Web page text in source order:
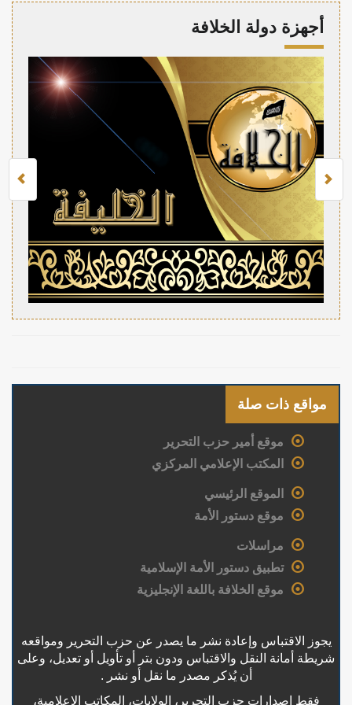
أجهزة دولة الخلافة
مواقع ذات صلة
موقع أمير حزب التحرير
المكتب الإعلامي المركزي
الموقع الرئيسي
موقع دستور الأمة
مراسلات
تطبيق دستور الأمة الإسلامية
موقع الخلافة باللغة الإنجليزية
يجوز الاقتباس وإعادة نشر ما يصدر عن حزب التحرير ومواقعه
شريطة أمانة النقل والاقتباس ودون بتر أو تأويل أو تعديل، وعلى
أن يُذكر مصدر ما نقل أو نشر .
فقط إصدارات حزب التحرير، الولايات، المكاتب الإعلامية،